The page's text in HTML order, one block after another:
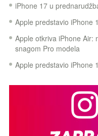
iPhone 17 u
Apple predstavio iPhone
Apple otkriva iPhone Air:
snagom Pro modela
Apple predstavio iPhone